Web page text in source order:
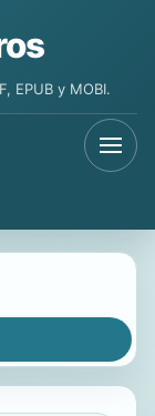
EPUB y MOBI.